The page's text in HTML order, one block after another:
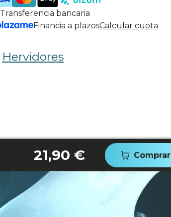
Transferencia bancaria
Financia a plazosCalcular cuota
Hervidores
21,90 € Comprar